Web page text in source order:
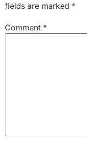
fields are marked *
Comment *